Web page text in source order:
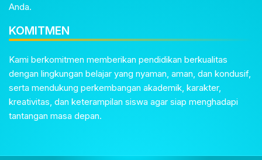
Anda.
KOMITMEN
Kami berkomitmen memberikan pendidikan berkualitas
dengan lingkungan belajar yang nyaman, aman, dan kondusif,
serta mendukung perkembangan akademik, karakter,
kreativitas, dan keterampilan siswa agar siap menghadapi
tantangan masa depan.